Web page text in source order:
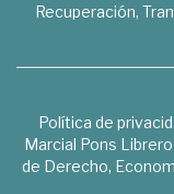
Recuperación,
Política de
Marcial Pons
de Derecho,